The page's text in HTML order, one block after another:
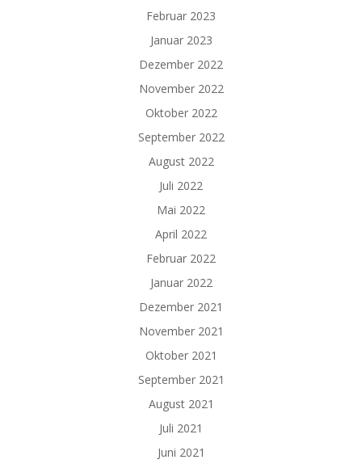
Februar 2023
Januar 2023
Dezember 2022
November 2022
Oktober 2022
September 2022
August 2022
Juli 2022
Mai 2022
April 2022
Februar 2022
Januar 2022
Dezember 2021
November 2021
Oktober 2021
September 2021
August 2021
Juli 2021
Juni 2021